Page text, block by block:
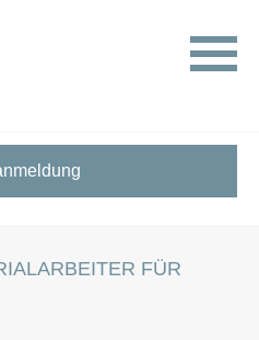
FÜR